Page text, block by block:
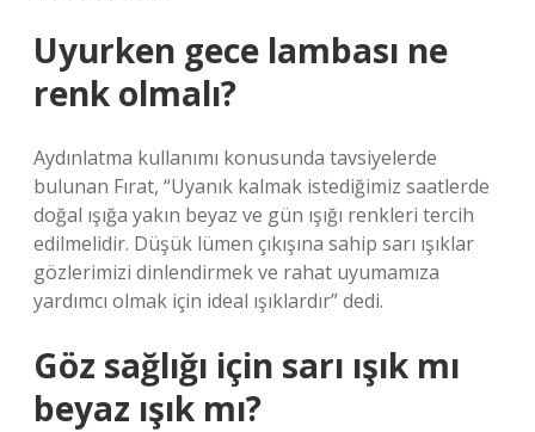
Uyurken gece lambası ne
renk olmalı?
Aydınlatma kullanımı konusunda tavsiyelerde
bulunan Fırat, “Uyanık kalmak istediğimiz saatlerde
doğal ışığa yakın beyaz ve gün ışığı renkleri tercih
edilmelidir. Düşük lümen çıkışına sahip sarı ışıklar
gözlerimizi dinlendirmek ve rahat uyumamıza
yardımcı olmak için ideal ışıklardır” dedi.
Göz sağlığı için sarı ışık mı
beyaz ışık mı?